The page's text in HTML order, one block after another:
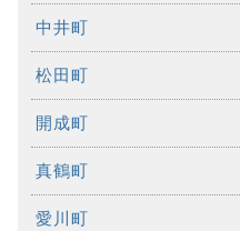
中井町
松田町
開成町
真鶴町
愛川町